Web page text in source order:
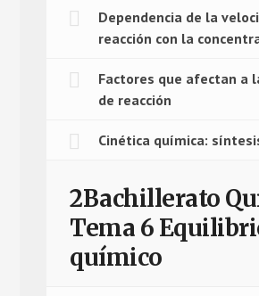
Dependencia de la
reacción con la
Factores que afectan a
de reacción
Cinética química:
2Bachillerato
Tema 6
químico